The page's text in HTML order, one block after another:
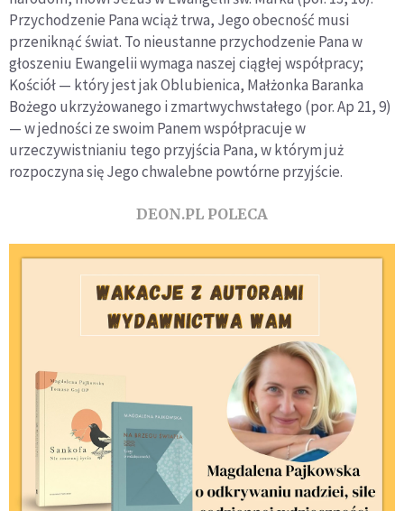
Przychodzenie Pana wciąż trwa, Jego obecność musi
przeniknąć świat. To nieustanne przychodzenie Pana w
głoszeniu Ewangelii wymaga naszej ciągłej współpracy;
Kościół — który jest jak Oblubienica, Małżonka Baranka
Bożego ukrzyżowanego i zmartwychwstałego (por. Ap 21, 9)
— w jedności ze swoim Panem współpracuje w
urzeczywistnianiu tego przyjścia Pana, w którym już
rozpoczyna się Jego chwalebne powtórne przyjście.
DEON.PL POLECA